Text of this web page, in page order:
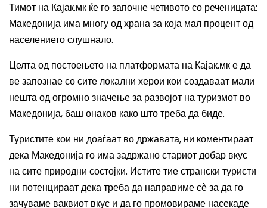
Тимот на Кајак.мк ќе го започне четивото со реченицата:
Македонија има многу од храна за која мал процент од
населението слушнало.
Целта од постоењето на платформата на Кајак.мк е да
ве запознае со сите локални херои кои создаваат мали
нешта од огромно значење за развојот на туризмот во
Македонија, баш онаков како што треба да биде.
Туристите кои ни доаѓаат во државата, ни коментираат
дека Македонија го има задржано стариот добар вкус
на сите природни состојки. Истите тие странски туристи
ни потенцираат дека треба да направиме сѐза да го
зачуваме ваквиот вкус и да го промовираме насекаде